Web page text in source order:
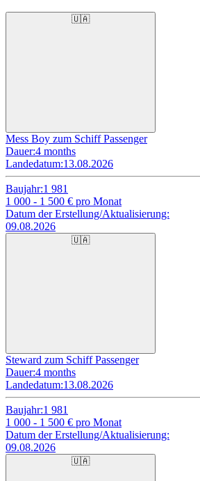
🇺🇦
Mess Boy zum Schiff Passenger
Dauer:4 months
Landedatum:13.08.2026
Baujahr:1 981
1 000 - 1 500 € pro Monat
Datum der Erstellung/Aktualisierung:
09.08.2026
🇺🇦
Steward zum Schiff Passenger
Dauer:4 months
Landedatum:13.08.2026
Baujahr:1 981
1 000 - 1 500 € pro Monat
Datum der Erstellung/Aktualisierung:
09.08.2026
🇺🇦